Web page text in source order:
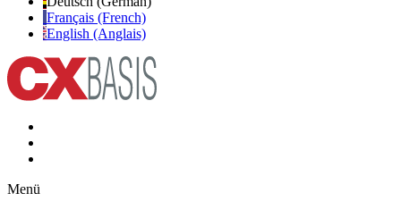
Français (French)
English (Anglais)
Menü